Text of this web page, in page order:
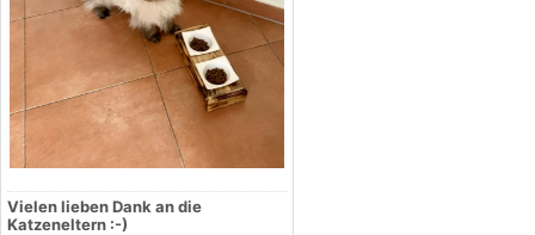
Vielen lieben Dank an die
Katzeneltern :-)